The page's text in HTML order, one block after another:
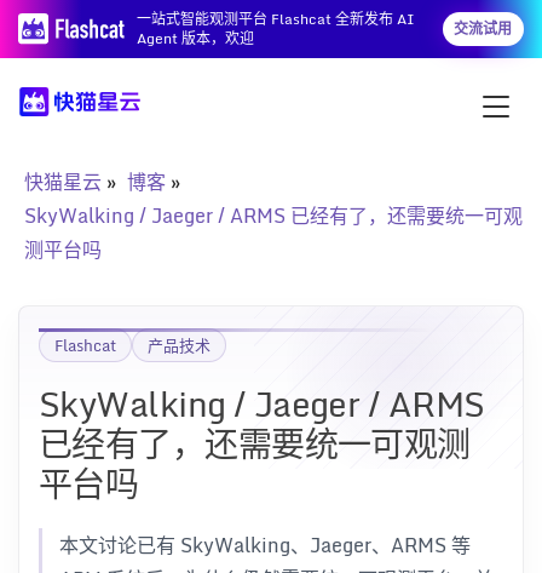
一站式智能观测平台 Flashcat 全新发布 AI
Agent 版本，欢迎
交流试用
快猫星云
博客
SkyWalking / Jaeger / ARMS 已经有了，还需要统一可观
测平台吗
Flashcat 产品技术
SkyWalking / Jaeger / ARMS
已经有了，还需要统一可观测
平台吗
本文讨论已有 SkyWalking、Jaeger、ARMS 等